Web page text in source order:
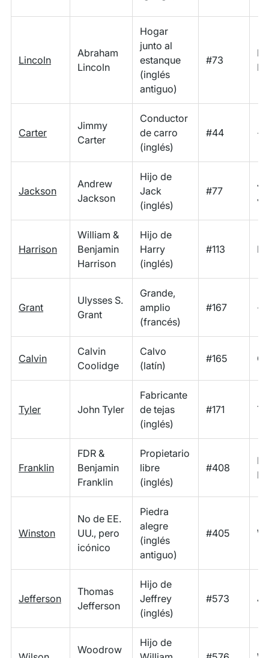
Lincoln
Abraham
Lincoln
Hogar
junto al
estanque
(inglés
antiguo)
#73
Carter
Jimmy
Carter
Conductor
de carro
(inglés)
#44 -
Jackson
Andrew
Jackson
Hijo de
Jack
(inglés)
#77
Harrison
William &
Benjamin
Harrison
Hijo de
Harry
(inglés)
#113
Grant
Ulysses S.
Grant
Grande,
amplio
(francés)
#167 -
Calvin
Calvin
Coolidge
Calvo
(latín)
#165
Tyler John Tyler
Fabricante
de tejas
(inglés)
#171 Ty
Franklin
FDR &
Benjamin
Franklin
Propietario
libre
(inglés)
#408
Winston
No de EE.
UU., pero
icónico
Piedra
alegre
(inglés
antiguo)
#405
Jefferson
Thomas
Jefferson
Hijo de
Jeffrey
(inglés)
#573
Woodrow
Hijo de